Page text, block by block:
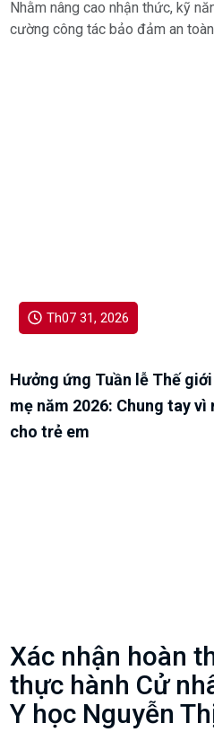
Nhằm nâng cao nhận thức, kỹ
cường công tác bảo đảm an
Th07 31, 2026
Hưởng ứng Tuần lễ Thế
mẹ năm 2026: Chung tay
cho trẻ em
Xác nhận hoàn
thực hành Cử
Y học Nguyễn